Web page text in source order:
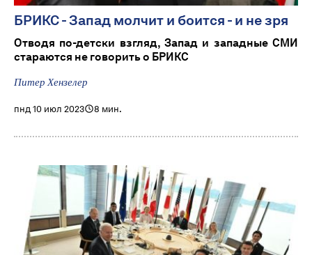
БРИКС - Запад молчит и боится - и не зря
Отводя по-детски взгляд, Запад и западные СМИ
стараются не говорить о БРИКС
Питер Хензелер
пнд 10 июл 2023 8 мин.